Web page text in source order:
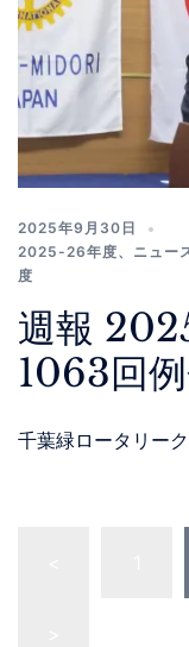
2025年9月30日
2025-26年度、 ニュー
度
週報
1063回
千葉緑ロータリー